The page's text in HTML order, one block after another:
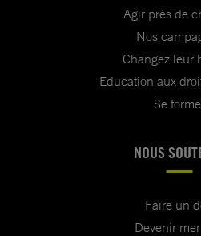
Agir près de
Nos
Changez leur
Education aux
Se
NOUS
Faire un
Devenir